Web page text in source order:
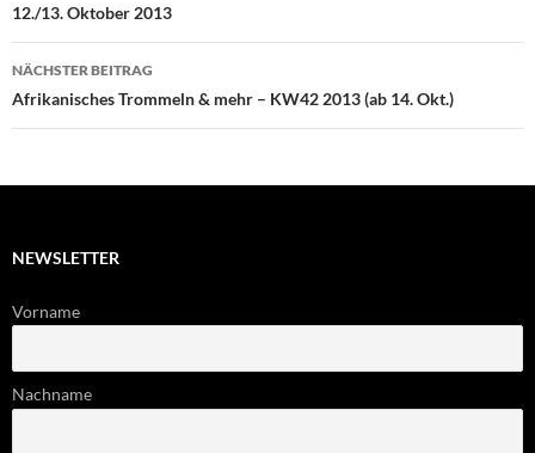
12./13. Oktober 2013
NÄCHSTER BEITRAG
Afrikanisches Trommeln & mehr – KW42 2013 (ab 14. Okt.)
NEWSLETTER
Vorname
Nachname